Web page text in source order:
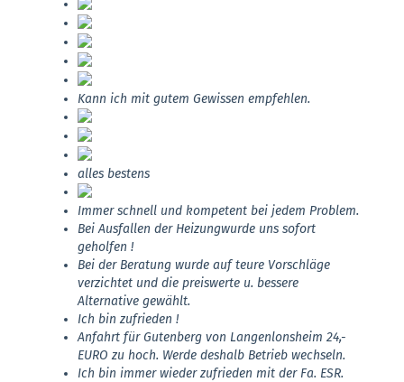
Kann ich mit gutem Gewissen empfehlen.
alles bestens
Immer schnell und kompetent bei jedem Problem.
Bei Ausfallen der Heizungwurde uns sofort
geholfen !
Bei der Beratung wurde auf teure Vorschläge
verzichtet und die preiswerte u. bessere
Alternative gewählt.
Ich bin zufrieden !
Anfahrt für Gutenberg von Langenlonsheim 24,-
EURO zu hoch. Werde deshalb Betrieb wechseln.
Ich bin immer wieder zufrieden mit der Fa. ESR.